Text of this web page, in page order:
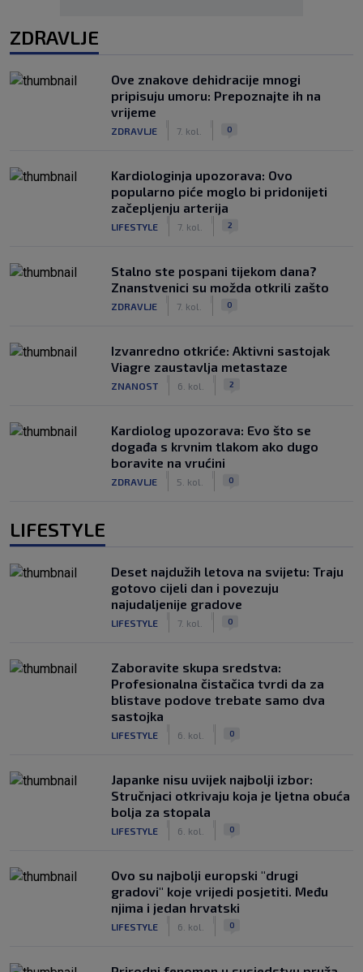
ZDRAVLJE
Ove znakove dehidracije mnogi
pripisuju umoru: Prepoznajte ih na
vrijeme
ZDRAVLJE 7. kol. 0
Kardiologinja upozorava: Ovo
popularno piće moglo bi pridonijeti
začepljenju arterija
LIFESTYLE 7. kol. 2
Stalno ste pospani tijekom dana?
Znanstvenici su možda otkrili zašto
ZDRAVLJE 7. kol. 0
Izvanredno otkriće: Aktivni sastojak
Viagre zaustavlja metastaze
ZNANOST 6. kol. 2
Kardiolog upozorava: Evo što se
događa s krvnim tlakom ako dugo
boravite na vrućini
ZDRAVLJE 5. kol. 0
LIFESTYLE
Deset najdužih letova na svijetu: Traju
gotovo cijeli dan i povezuju
najudaljenije gradove
LIFESTYLE 7. kol. 0
Zaboravite skupa sredstva:
Profesionalna čistačica tvrdi da za
blistave podove trebate samo dva
sastojka
LIFESTYLE 6. kol. 0
Japanke nisu uvijek najbolji izbor:
Stručnjaci otkrivaju koja je ljetna obuća
bolja za stopala
LIFESTYLE 6. kol. 0
Ovo su najbolji europski "drugi
gradovi" koje vrijedi posjetiti. Među
njima i jedan hrvatski
LIFESTYLE 6. kol. 0